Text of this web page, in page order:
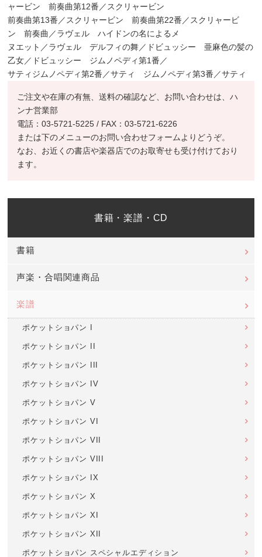
ャービン 前奏曲第12番／スクリャービン
前奏曲第13番／スクリャービン 前奏曲第22番／スクリャービ
ン 前奏曲／ラヴェル ハイドンの名によるメ
ヌエット／ラヴェル デルフィの舞／ドビュッシー 亜麻色の髪の
乙女／ドビュッシー ジムノペディ第1番／
サティジムノペディ第2番／サティ ジムノペディ第3番／サティ
ご注文や在庫の有無、送料の確認など、お問い合わせは、ハ
ンナ営業部
電話：03-5721-5225 / FAX：03-5721-6226
または下のメニューのお問い合わせフォームよりどうぞ。
なお、お近くの書店や楽器店でのお取寄せも受け付けており
ます。
書籍・楽譜・CD
書籍
声楽・合唱関連商品
楽譜
ポケットショパン I
ポケットショパン II
ポケットショパン III
ポケットショパン IV
ポケットショパン V
ポケットショパン VI
ポケットショパン VII
ポケットショパン VIII
ポケットショパン IX
ポケットショパン X
ポケットショパン XI
ポケットショパン XII
ポケットショパン スペシャルエディション